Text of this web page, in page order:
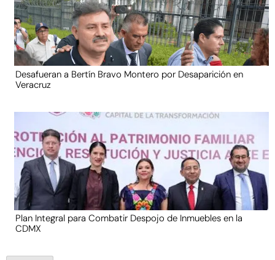
Desafueran a Bertín Bravo Montero por Desaparición en
Veracruz
Plan Integral para Combatir Despojo de Inmuebles en la
CDMX